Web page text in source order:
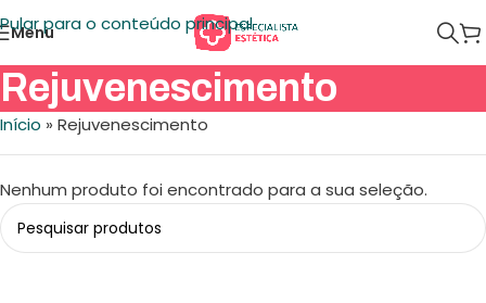
Pular para o conteúdo principal
Menu
Rejuvenescimento
Início » Rejuvenescimento
Nenhum produto foi encontrado para a sua seleção.